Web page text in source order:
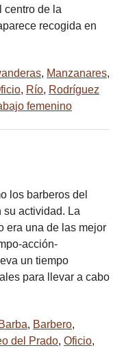
centro de la
recogida en
, Manzanares,
, Río, Rodríguez
femenino
los barberos del
su actividad. La
era una de las mejor
acción-
un tiempo
para llevar a cabo
Barba, Barbero,
del Prado, Oficio,